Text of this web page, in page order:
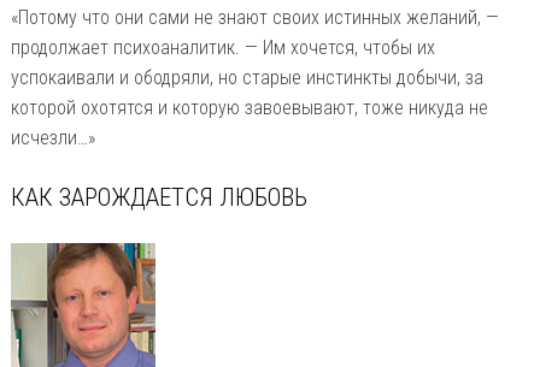
«Потому что они сами не знают своих истинных желаний, —
продолжает психоаналитик. — Им хочется, чтобы их
успокаивали и ободряли, но старые инстинкты добычи, за
которой охотятся и которую завоевывают, тоже никуда не
исчезли…»
КАК ЗАРОЖДАЕТСЯ ЛЮБОВЬ